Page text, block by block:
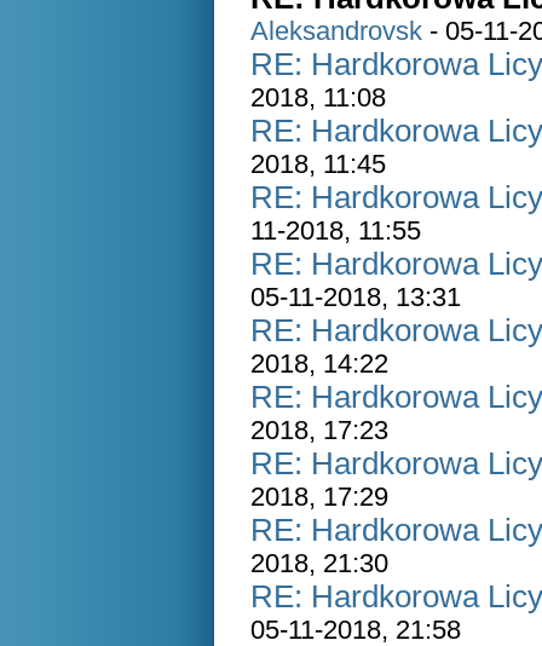
Aleksandrovsk - 05-11-
RE: Hardkorowa
2018, 11:08
RE: Hardkorowa
2018, 11:45
RE: Hardkorowa
11-2018, 11:55
RE: Hardkorowa
05-11-2018, 13:31
RE: Hardkorowa
2018, 14:22
RE: Hardkorowa
2018, 17:23
RE: Hardkorowa
2018, 17:29
RE: Hardkorowa
2018, 21:30
RE: Hardkorowa
05-11-2018, 21:58